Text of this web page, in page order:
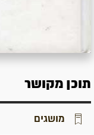
תוכן מקושר
מושגים